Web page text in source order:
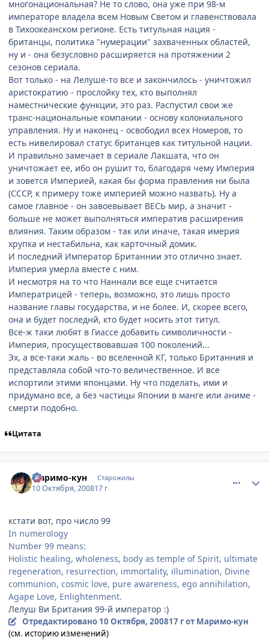
многонациональная? Не то слово, она уже при 98-м
императоре владела всем Новым Светом и главенствовала
в Тихоокеанском регионе. Есть титульная нация -
британцы, политика "нумерации" захваченных областей,
ну и - она безусловно расширяется на протяжении 2
сезонов сериала.
Вот только - на Лелуше-то все и закончилось - уничтожил
аристократию - прослойку тех, кто выполнял
наместнические функции, это раз. Распустил свои же
транс-национальные компании - основу колониального
управления. Ну и наконец - освободил всех Номеров, то
есть нивелировал статус британцев как титульной нации.
И правильно замечает в сериале Лакшата, что он
уничтожает ее, ибо он рушит то, благодаря чему Империя
и зовется Империей, какая бы форма правления ни была
(СССР, к примеру тоже империей можно назвать). Ну а
самое главное - он завоевывает ВЕСЬ мир, а значит -
больше не может выполняться императив расширения
влияния. Таким образом - так или иначе, такая имерия
хрупка и нестабильна, как карточный домик.
И последний Император Британнии это отлично знает.
Империя умерла вместе с ним.
И несмотря на то что Наннали все еще считается
Императрицей - теперь, возможно, это лишь просто
название главы государства, и не более. И, скорее всего,
она и будет последнй, кто будет носить этот титул.
Все-ж таки любят в Гиассе добавить символичности -
Империя, просуществовавшая 100 поколений...
Эх, а все-таки жаль - во вселенной КГ, только Британния и
представляла собой что-то величественное. И все
испортили этими японцами. Ну что поделать, ими и
придумано все, а без частицы Японии в манге или аниме -
смерти подобно.
Цитата
Маримо-кун Старожилы
10 Октября, 200817 г
кстати вот, про число 99
In numerology
Number 99 means:
Holistic healing, wholeness, body as temple of Spirit, ultimate
regeneration, resurrection, immortality, illumination, Divine
communion, cosmic love, pure awareness, ego annihilation,
Agape Love, Enlightenment.
Лелуш Ви Британия 99-й император :)
Отредактировано 10 Октября, 200817 гот Маримо-кун
(см. историю изменений)